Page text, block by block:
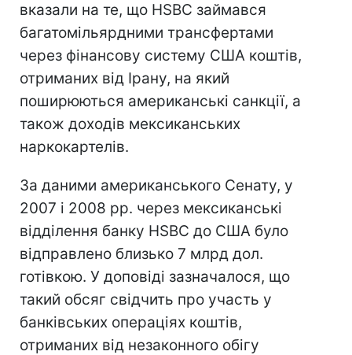
вказали на те, що HSBC займався
багатомільярдними трансфертами
через фінансову систему США коштів,
отриманих від Ірану, на який
поширюються американські санкції, а
також доходів мексиканських
наркокартелів.
За даними американського Сенату, у
2007 і 2008 рр. через мексиканські
відділення банку HSBC до США було
відправлено близько 7 млрд дол.
готівкою. У доповіді зазначалося, що
такий обсяг свідчить про участь у
банківських операціях коштів,
отриманих від незаконного обігу